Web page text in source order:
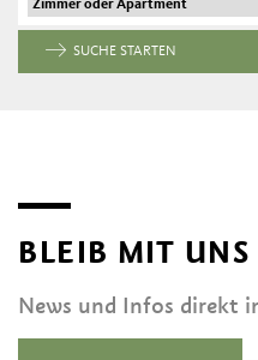
SUCHE STARTEN
BLEIB MIT
News und Infos direkt